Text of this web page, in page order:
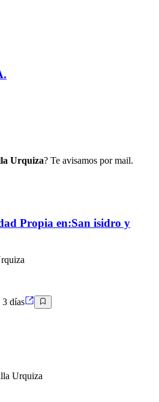
Urquiza? Te avisamos por mail.
Propia en:San isidro y
3 días
Urquiza